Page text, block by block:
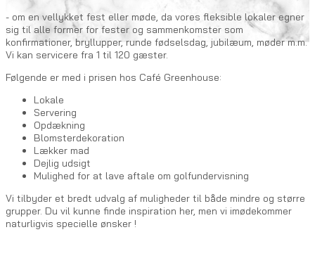
- om en vellykket fest eller møde, da vores fleksible lokaler egner
sig til alle former for fester og sammenkomster som
konfirmationer, bryllupper, runde fødselsdag, jubilæum, møder m.m.
Vi kan servicere fra 1 til 120 gæster.
Følgende er med i prisen hos Café Greenhouse:
Lokale
Servering
Opdækning
Blomsterdekoration
Lækker mad
Dejlig udsigt
Mulighed for at lave aftale om golfundervisning
Vi tilbyder et bredt udvalg af muligheder til både mindre og større
grupper. Du vil kunne finde inspiration her, men vi imødekommer
naturligvis specielle ønsker !